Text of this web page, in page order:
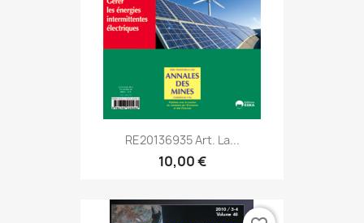
RE20136935 Art. La...
10,00 €